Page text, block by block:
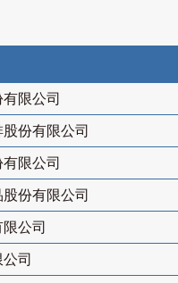
限公司
份有限公司
限公司
份有限公司
公司
司